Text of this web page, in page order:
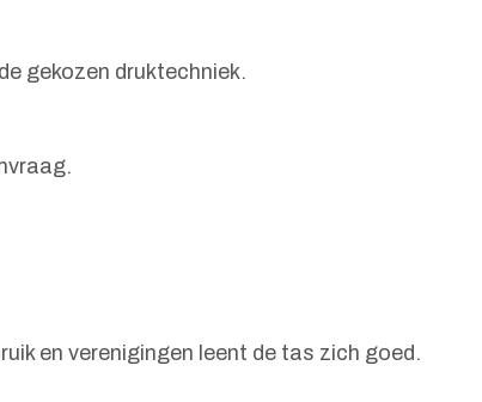
gekozen druktechniek.
en verenigingen leent de tas zich goed.